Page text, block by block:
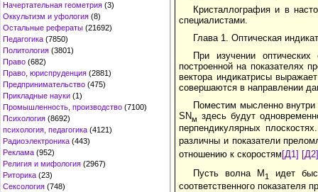
Начертательная геометрия (3)
Оккультизм и уфология (8)
Остальные рефераты (21692)
Педагогика (7850)
Политология (3801)
Право (682)
Право, юриспруденция (2881)
Предпринимательство (475)
Прикладные науки (1)
Промышленность, производство (7100)
Психология (8692)
психология, педагогика (4121)
Радиоэлектроника (443)
Реклама (952)
Религия и мифология (2967)
Риторика (23)
Сексология (748)
Кристаллография и в
специалистами.
Глава 1. Оптическая
При изучении оптических
построенной на показателях
вектора индикатрисы
совершаются в направлении
Поместим мысленно внутри
SNм здесь будут
перпендикулярных
различны и показатели
отношению к скоростям [Д1] [Д2]
Пусть волна М 1
идет
соответственного показателя